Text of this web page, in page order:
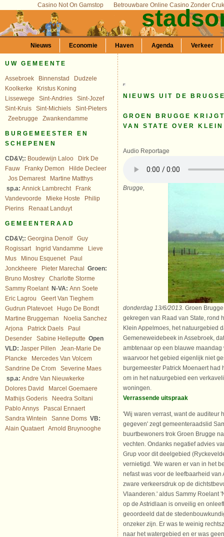
Casino Not On Gamstop Betrouwbare Online Casino Zonder
Nieuws Economie Haven Agenda Verkeer
UW GEMEENTE
Assebroek Binnenstad
Dudzele
Koolkerke
Kristus Koning
Lissewege
Sint-Andries
Sint-Jozef
Sint-Kruis
Sint-Michiels
Sint-Pieters
Zeebrugge
Zwankendamme
BURGEMEESTER EN
SCHEPENEN
CD&V;: Boudewijn Laloo
Dirk De
Fauw
Franky Demon
Hilde Decleer
Jos Demarest
Martine Matthys
sp.a: Annick Lambrecht
Frank
Vandevoorde
Mieke Hoste
Philip
Pierins
Renaat Landuyt
GEMEENTERAAD
CD&V;: Georgina Denolf
Guy
Rogissart
Ingrid Vandamme
Lieve
Mus
Minou Esquenet
Paul
Jonckheere
Pieter Marechal Groen:
Bruno Mostrey
Charlotte Storme
Sammy Roelant N-VA: Ann Soete
Eric Lagrou
Geert Van Tieghem
Gudrun Platevoet
Hugo De Bondt
Martine Bruggeman
Noelia Sanchez
Arjona
Patrick Daels
Paul
Desender
Sabine Helleputte Open
VLD: Jasper Pillen
Jean-Marie De
Plancke
Mercedes Van Volcem
Sandrine De Crom
Severine Maes
sp.a: Andre Van Nieuwkerke
Dolores David
Marcel Goemaere
Mathijs Goderis
Needra Soltani
Pablo Annys
Pascal Ennaert
Sandra Wintein
Sanne Doms VB:
Alain Quataert Arnold Bruynooghe
NIEUWS UIT DE
GROEN BRUGGE
VAN STATE OVER
Audio Reportage
Brugge,
donderdag 13/6/2013. Groen
gekregen van Raad van State, rond
Klein Appelmoes, het natuurgebied
Gemeneweidebeek in Assebroek,
ambtenaar op een blauwe
waarvoor het gebied eigenlijk niet
burgemeester Patrick Moenaert
om in het natuurgebied een
woningen.
Verrassende uitspraak
'Wij waren verrast, want de auditeur
gegeven' zegt gemeenteraadslid
buurtbewoners trok Groen Brugge
vechten. Ondanks negatief advies
Grup voor dit deelgebied
vernietigd. 'We waren er van in het
nefast was voor de leefbaarheid van
zware verkeersdruk op de
Vlaanderen.' aldus Sammy Roelant
op de Astridlaan is onveilig en
geoordeeld dat de
onzeker zijn. Er was te weinig
naar het watergebied en er was